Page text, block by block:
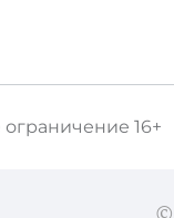
ограничение 16+